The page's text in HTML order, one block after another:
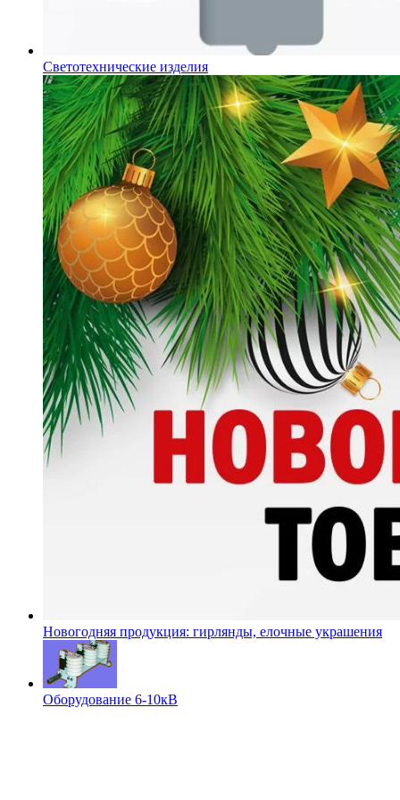
Светотехнические изделия
Новогодняя продукция: гирлянды, елочные украшения
Оборудование 6-10кВ